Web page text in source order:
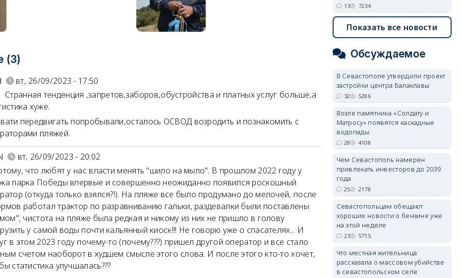
(3)
вт, 26/09/2023 - 17:50
тенденция ,запретов,заборов,обустройства и платных услуг больше,а
хуже.
передвигать попробывали,осталось ОСВОД возродить и познакомить с
пляжей.
вт, 26/09/2023 - 20:02
что любят у нас власти менять "шило на мыло". В прошлом 2022 году у
парка Победы впервые и совершенно неожиданно появился роскошный
(откуда только взялся?!). На пляже все было продумано до мелочей, после
работал трактор по разравниванию гальки, раздевалки были поставлены
чистота на пляже была редкая и никому из них не пришло в голову
у самой воды почти кальянный киоск!!! Не говорю уже о спасателях... И
в этом 2023 году почему-то (почему???) пришел другой оператор и все стало
счетом наоборот в худшем смысле этого слова. И после этого кто-то хочет,
статистика улучшалась???
13 7234
Показать все новости
Обсуждаемое
В Севастополе утвердили проект
застройки центра Балаклавы
32 5286
Возле памятника «Солдату и
Матросу» появятся каскадные
водопады
28 4108
Чем Севастополь намерен
привлекать инвесторов до 2039
года
25 2178
Севастопольцам обещают
хорошие новости о бензине уже
на этой неделе
23 5715
Что местная жительница
рассказала о массовом убийстве
в севастопольском селе